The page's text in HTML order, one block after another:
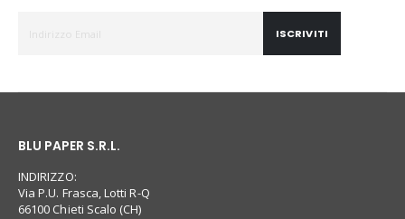
ISCRIVITI
BLU PAPER S.R.L.
INDIRIZZO:
Via P.U. Frasca, Lotti R-Q
66100 Chieti Scalo (CH)